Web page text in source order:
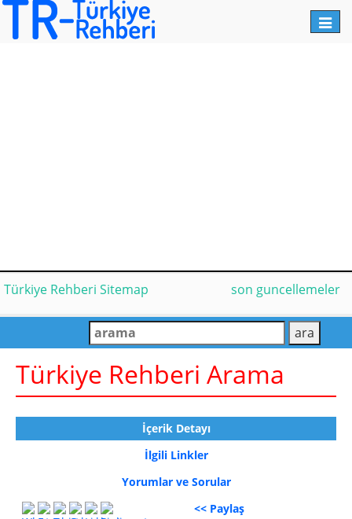
Türkiye Rehberi Sitemap son guncellemeler
Türkiye Rehberi Arama
İçerik Detayı
İlgili Linkler
Yorumlar ve Sorular
<< Paylaş